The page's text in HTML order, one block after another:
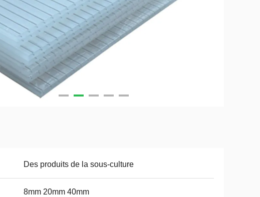
Des produits de la sous-culture
8mm 20mm 40mm